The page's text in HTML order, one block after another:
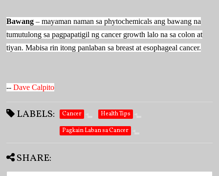
Bawang – mayaman naman sa phytochemicals ang bawang na
tumutulong sa pagpapatigil ng cancer growth lalo na sa colon at
tiyan. Mabisa rin itong panlaban sa breast at esophageal cancer.
​--Dave Calpito
LABELS: Cancer Health Tips
Pagkain Laban sa Cancer
SHARE: